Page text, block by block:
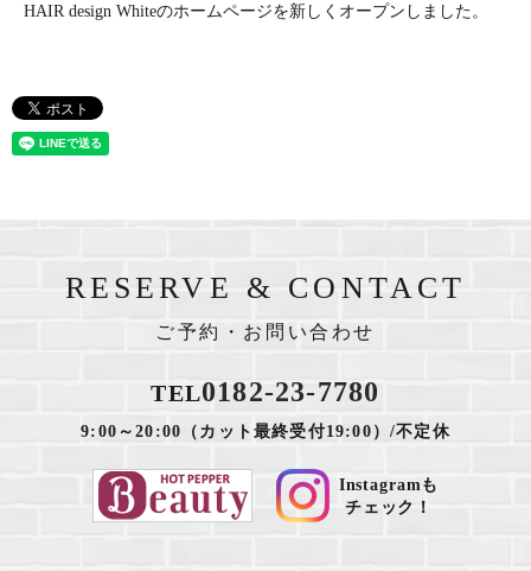
HAIR design Whiteのホームページを新しくオープンしました。
RESERVE & CONTACT
ご予約・お問い合わせ
TEL0182-23-7780
9:00～20:00（カット最終受付19:00）/不定休
Instagramも
チェック！